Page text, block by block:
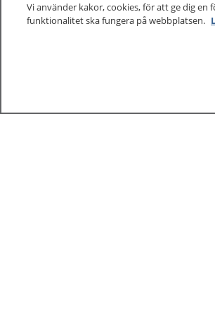
Vi använder kakor, cookies, för att ge dig
funktionalitet ska fungera på webbplatsen.